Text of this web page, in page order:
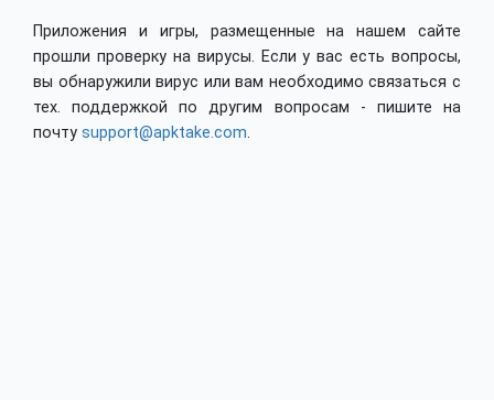
Приложения и игры, размещенные на нашем сайте
прошли проверку на вирусы. Если у вас есть вопросы,
вы обнаружили вирус или вам необходимо связаться с
тех. поддержкой по другим вопросам - пишите на
почту support@apktake.com.